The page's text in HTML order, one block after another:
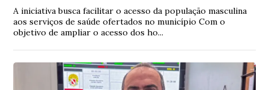
A iniciativa busca facilitar o acesso da população masculina
aos serviços de saúde ofertados no município Com o
objetivo de ampliar o acesso dos ho...